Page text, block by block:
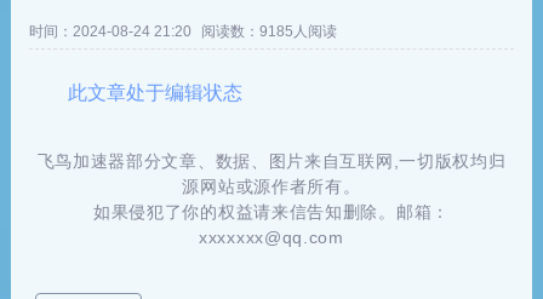
时间：2024-08-24 21:20 阅读数：9185人阅读
此文章处于编辑状态
飞鸟加速器部分文章、数据、图片来自互联网,一切版权均归
源网站或源作者所有。
如果侵犯了你的权益请来信告知删除。邮箱：
xxxxxxx@qq.com